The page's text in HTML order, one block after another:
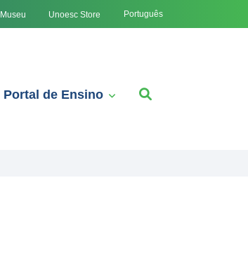
Museu Unoesc Store Português
Portal de Ensino